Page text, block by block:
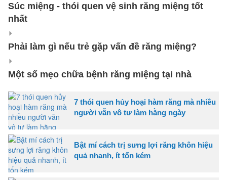
Súc miệng - thói quen vệ sinh răng miệng tốt
nhất
Phải làm gì nếu trẻ gặp vấn đề răng miệng?
Một số mẹo chữa bệnh răng miệng tại nhà
7 thói quen hủy hoại hàm răng mà nhiều
người vẫn vô tư làm hằng ngày
Bật mí cách trị sưng lợi răng khôn hiệu
quả nhanh, ít tốn kém